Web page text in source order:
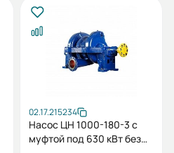
02.17.215234
Насос ЦН 1000-180-3 с
муфтой под 630 кВт без